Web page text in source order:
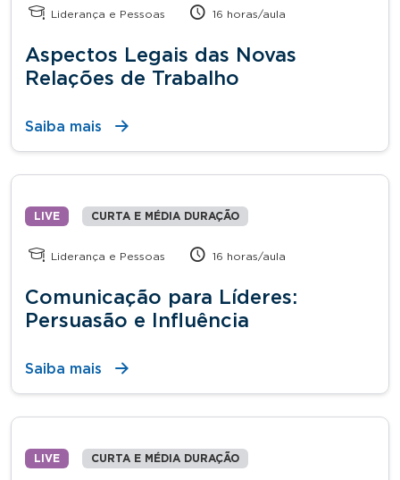
Liderança e Pessoas 16 horas/aula
Aspectos Legais das Novas
Relações de Trabalho
Saiba mais
LIVE CURTA E MÉDIA DURAÇÃO
Liderança e Pessoas 16 horas/aula
Comunicação para Líderes:
Persuasão e Influência
Saiba mais
LIVE CURTA E MÉDIA DURAÇÃO